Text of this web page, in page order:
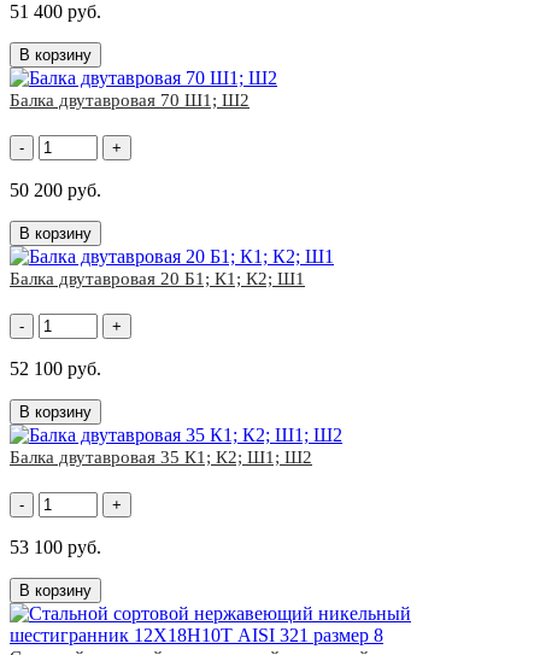
51 400 руб.
В корзину
Балка двутавровая 70 Ш1; Ш2
- +
50 200 руб.
В корзину
Балка двутавровая 20 Б1; К1; К2; Ш1
- +
52 100 руб.
В корзину
Балка двутавровая 35 К1; К2; Ш1; Ш2
- +
53 100 руб.
В корзину